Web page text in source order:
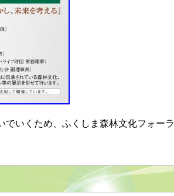
いくため、ふくしま森林文化フォーラ